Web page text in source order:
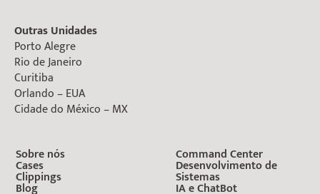
Outras Unidades
Porto Alegre
Rio de Janeiro
Curitiba
Orlando – EUA
Cidade do México – MX
Sobre nós
Cases
Clippings
Blog
Command Center
Desenvolvimento de
Sistemas
IA e ChatBot